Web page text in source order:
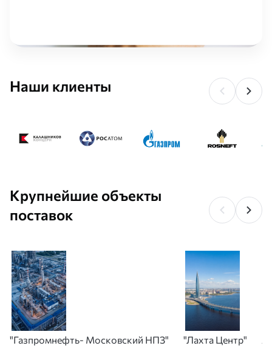
Наши клиенты
Крупнейшие объекты
поставок
"Газпромнефть- Московский НПЗ" "Лахта Центр"